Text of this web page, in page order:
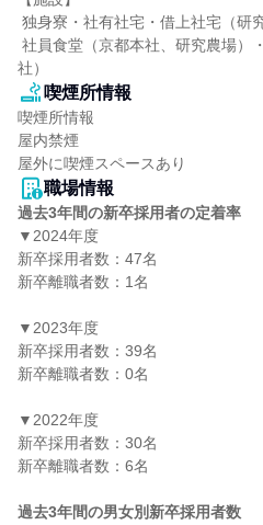
社）
喫煙所情報
喫煙所情報
屋内禁煙
屋外に喫煙スペースあり
職場情報
過去3年間の新卒採用者の定着率
▼2024年度
新卒採用者数：47名
新卒離職者数：1名
▼2023年度
新卒採用者数：39名
新卒離職者数：0名
▼2022年度
新卒採用者数：30名
新卒離職者数：6名
過去3年間の男女別新卒採用者数